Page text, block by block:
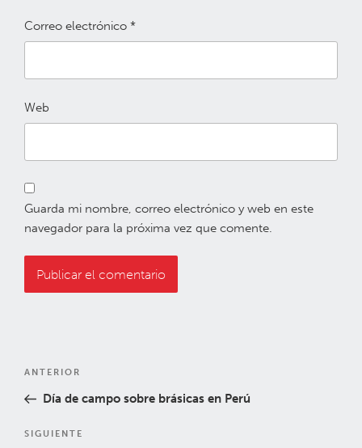
Correo electrónico *
Web
Guarda mi nombre, correo electrónico y web en este
navegador para la próxima vez que comente.
Navegación
entradas
Entrada
anterior:
ANTERIOR
Día de campo sobre brásicas en Perú
Siguiente
SIGUIENTE